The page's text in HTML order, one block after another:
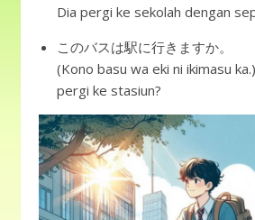
Dia pergi ke sekolah dengan
このバスは駅に行きますか。
(Kono basu wa eki ni ikimasu
pergi ke stasiun?